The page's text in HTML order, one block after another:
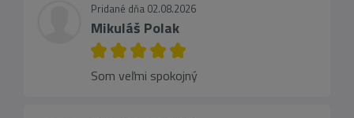
Pridané dňa 02.08.2026
Mikuláš Polak
Som veľmi spokojný